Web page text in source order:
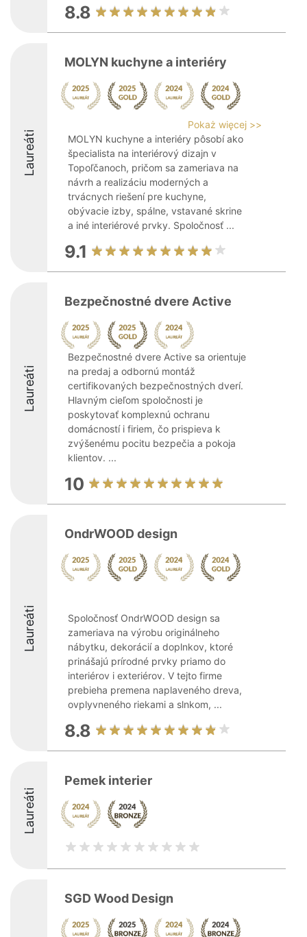
8.8
Laureáti
MOLYN kuchyne a interiéry
Pokaż więcej >>
MOLYN kuchyne a interiéry pôsobí ako
špecialista na interiérový dizajn v
Topoľčanoch, pričom sa zameriava na
návrh a realizáciu moderných a
trvácnych riešení pre kuchyne,
obývacie izby, spálne, vstavané skrine
a iné interiérové prvky. Spoločnosť ...
9.1
Laureáti
Bezpečnostné dvere Active
Bezpečnostné dvere Active sa orientuje
na predaj a odbornú montáž
certifikovaných bezpečnostných dverí.
Hlavným cieľom spoločnosti je
poskytovať komplexnú ochranu
domácností i firiem, čo prispieva k
zvýšenému pocitu bezpečia a pokoja
klientov. ...
10
Laureáti
OndrWOOD design
Spoločnosť OndrWOOD design sa
zameriava na výrobu originálneho
nábytku, dekorácií a doplnkov, ktoré
prinášajú prírodné prvky priamo do
interiérov i exteriérov. V tejto firme
prebieha premena naplaveného dreva,
ovplyvneného riekami a slnkom, ...
8.8
Laureáti
Pemek interier
SGD Wood Design